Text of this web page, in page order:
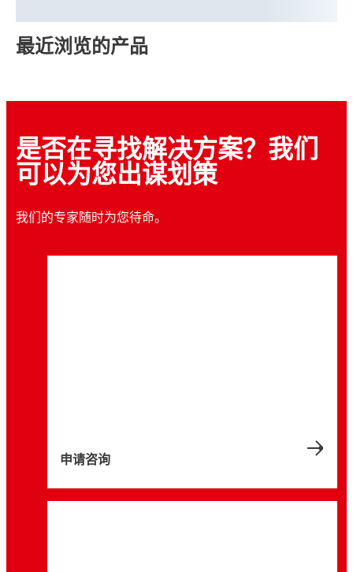
最近浏览的产品
是否在寻找解决方案？我们
可以为您出谋划策
我们的专家随时为您待命。
申请咨询